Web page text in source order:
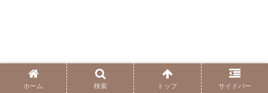
ホーム 検索 トップ サイドバー